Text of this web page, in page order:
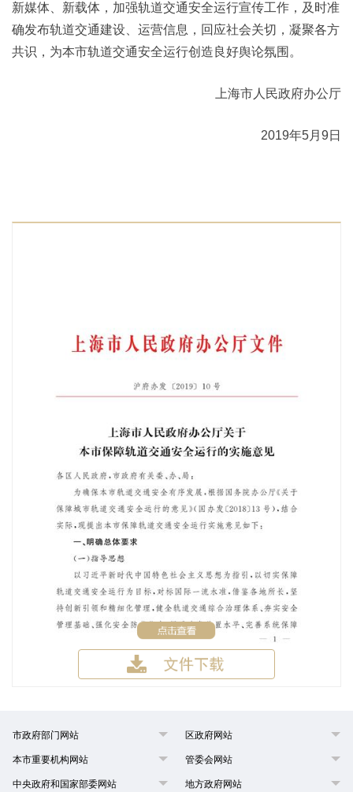
新媒体、新载体，加强轨道交通安全运行宣传工作，及时准
确发布轨道交通建设、运营信息，回应社会关切，凝聚各方
共识，为本市轨道交通安全运行创造良好舆论氛围。
上海市人民政府办公厅
2019年5月9日
市政府部门网站 区政府网站
本市重要机构网站 管委会网站
中央政府和国家部委网站 地方政府网站